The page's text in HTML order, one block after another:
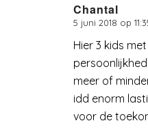
Chantal
zegt:
5 juni 2018 op
Hier 3 kids
meer of
idd enorm
voor de